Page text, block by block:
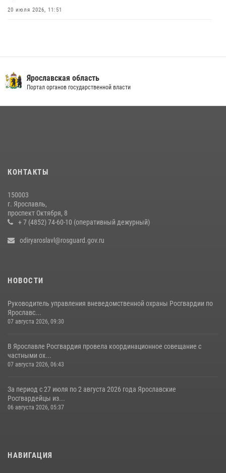
20 июля 2026, 11:51
Центральный округ Росгвардии отмечает 105-летие
15 июля 2026, 11:06
РОСГВАРДЕЙЦЫ ОБЕСПЕЧИЛИ БЕЗОПАСНОСТЬ ВО ВРЕМЯ
ПРОВЕДЕНИЯ РЯДА МЕРОПРИЯТИЙ В ЯРОСЛАВСКОЙ ОБЛАСТИ
20 июля 2026, 11:31 1
Ярославская область
Портал органов государственной власти
КОНТАКТЫ
150003
г. Ярославль,
проспект Октября, 8
+ 7 (4852) 74-60-10 (оперативный дежурный)
odiryaroslavl@rosguard.gov.ru
НОВОСТИ
Руководитель управления вневедомственной охраны Росгвардии по
Ярославс...
07 августа 2026, 09:30
В Ярославле Росгвардия провела координационное совещание с
частными ох...
07 августа 2026, 06:43
За период с 27 июля по 2 августа 2026 года Ярославские
Росгвардейцы из...
06 августа 2026, 05:37
НАВИГАЦИЯ